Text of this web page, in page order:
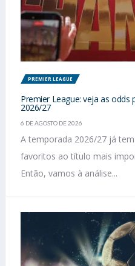
PREMIER LEAGUE
Premier League: veja as
2026/27
6 DE AGOSTO DE 2026
A temporada 2026/27 já
favoritos ao título mais
Então, vamos à análise...